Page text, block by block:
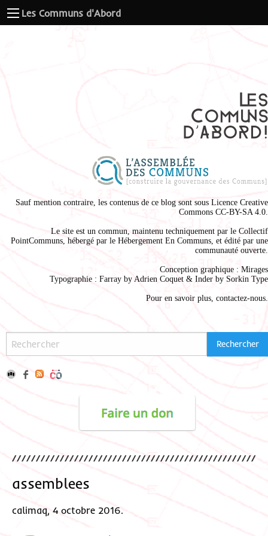
Les Communs d'Abord
Sauf mention contraire, les contenus de ce blog sont sous Licence Creative
Commons CC-BY-SA 4.0.
Le site est un commun, maintenu techniquement par le Collectif
PointCommuns, hébergé par le Hébergement En Communs, et édité par une
communauté ouverte.
Conception graphique : Mirages
Typographie : Farray by Adrien Coquet & Inder by Sorkin Type
Pour en savoir plus, contactez-nous.
assemblees
calimaq, 4 octobre 2016.